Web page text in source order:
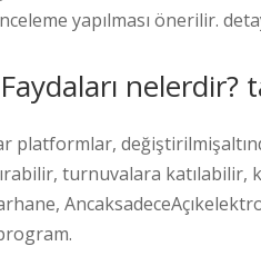
yapılması önerilir.
Faydaları nelerdir?
platformlar,
turnuvalara katılabilir,